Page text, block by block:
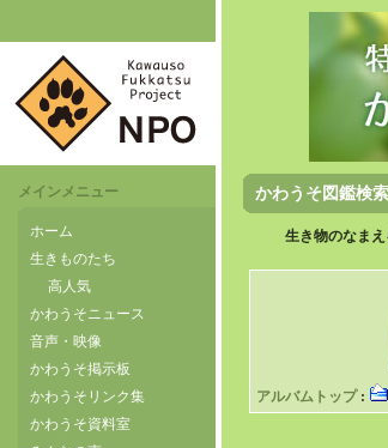
メインメニュー
ホーム
生きものたち
高人気
かわうそニュース
音声・映像
かわうそ掲示板
かわうそリンク集
かわうそ資料室
かわうそ図鑑検索
生き物のなま
アルバムトップ: